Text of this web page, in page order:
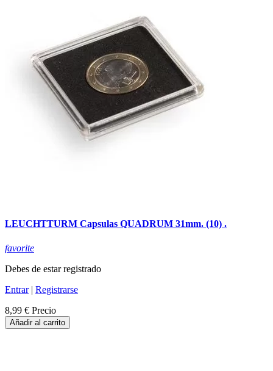
LEUCHTTURM Capsulas QUADRUM 31mm. (10) .
favorite
Debes de estar registrado
Entrar| Registrarse
8,99 € Precio
Añadir al carrito